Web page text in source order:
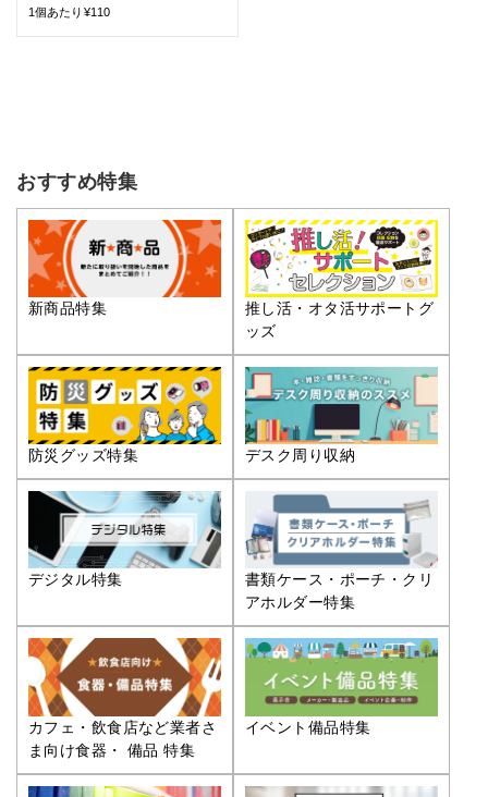
1個あたり¥110
おすすめ特集
新商品特集
推し活・オタ活サポートグ
ッズ
防災グッズ特集 デスク周り収納
デジタル特集
書類ケース・ポーチ・クリ
アホルダー特集
カフェ・飲食店など業者さ
ま向け食器・ 備品 特集
イベント備品特集